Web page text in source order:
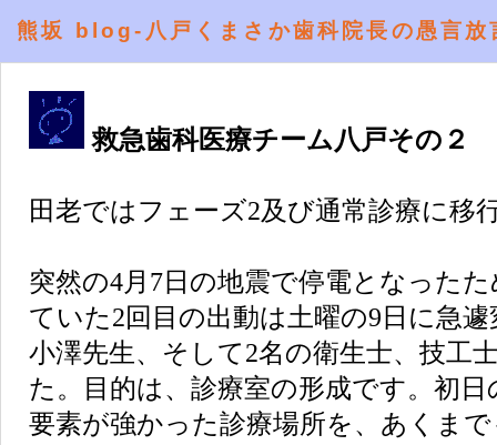
熊坂 blog-八戸くまさか歯科院長の愚言
救急歯科医療チーム八戸その２
田老ではフェーズ2及び通常診療に移
突然の4月7日の地震で停電となった
ていた2回目の出動は土曜の9日に急
小澤先生、そして2名の衛生士、技工
た。目的は、診療室の形成です。初
要素が強かった診療場所を、あくま